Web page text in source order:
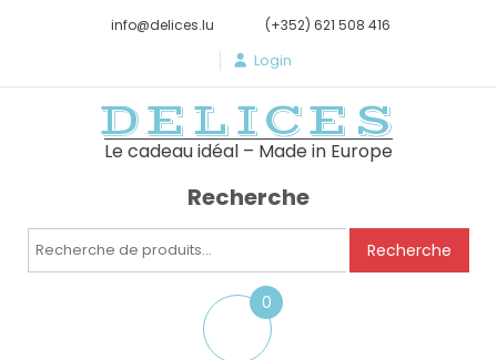
info@delices.lu (+352) 621 508 416
Login
DELICES
Le cadeau idéal – Made in Europe
Recherche
Recherche
Recherche
0
item